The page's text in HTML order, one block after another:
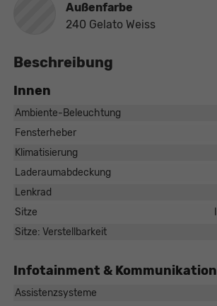
Außenfarbe
240 Gelato Weiss
Beschreibung
Innen
Ambiente-Beleuchtung
Fensterheber
Klimatisierung
Laderaumabdeckung
Lenkrad
Sitze
Sitze: Verstellbarkeit
Infotainment & Kommunikation
Assistenzsysteme